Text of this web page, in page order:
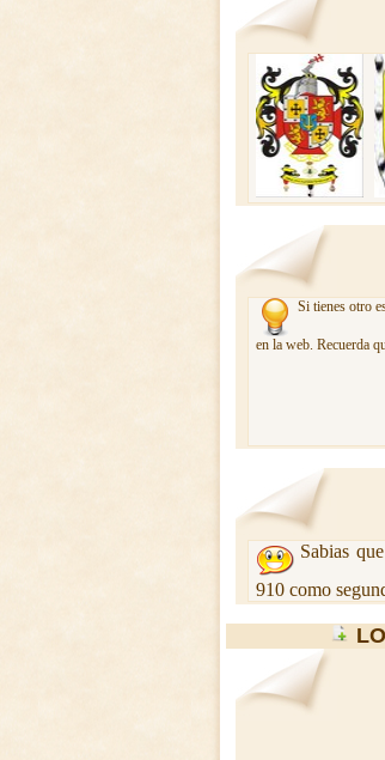
Si tienes otro
en la web. Recuerda
Sabias
910 como